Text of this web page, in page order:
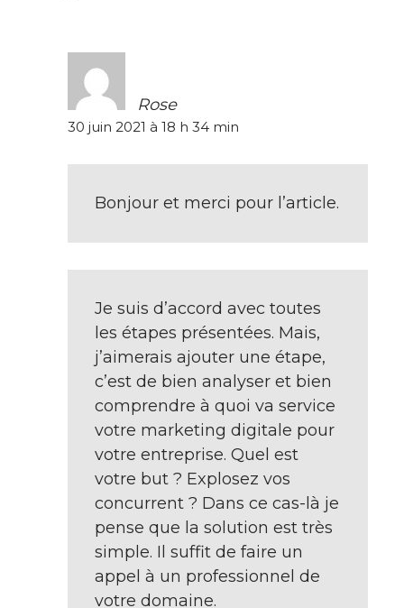
Rose
30 juin 2021 à 18 h 34 min
Bonjour et merci pour l’article.
Je suis d’accord avec toutes
les étapes présentées. Mais,
j’aimerais ajouter une étape,
c’est de bien analyser et bien
comprendre à quoi va service
votre marketing digitale pour
votre entreprise. Quel est
votre but ? Explosez vos
concurrent ? Dans ce cas-là je
pense que la solution est très
simple. Il suffit de faire un
appel à un professionnel de
votre domaine.